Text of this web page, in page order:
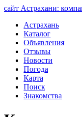
сайт Астрахани:
Астрахань
Каталог
Объявления
Отзывы
Новости
Погода
Карта
Поиск
Знакомства